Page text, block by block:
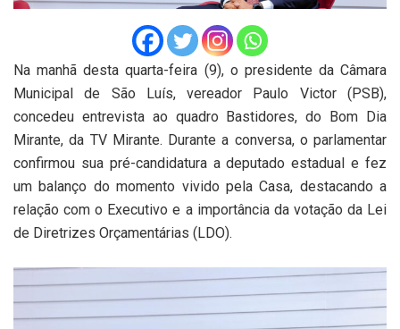
Na manhã desta quarta-feira (9), o presidente da Câmara
Municipal de São Luís, vereador Paulo Victor (PSB),
concedeu entrevista ao quadro Bastidores, do Bom Dia
Mirante, da TV Mirante. Durante a conversa, o parlamentar
confirmou sua pré-candidatura a deputado estadual e fez
um balanço do momento vivido pela Casa, destacando a
relação com o Executivo e a importância da votação da Lei
de Diretrizes Orçamentárias (LDO).